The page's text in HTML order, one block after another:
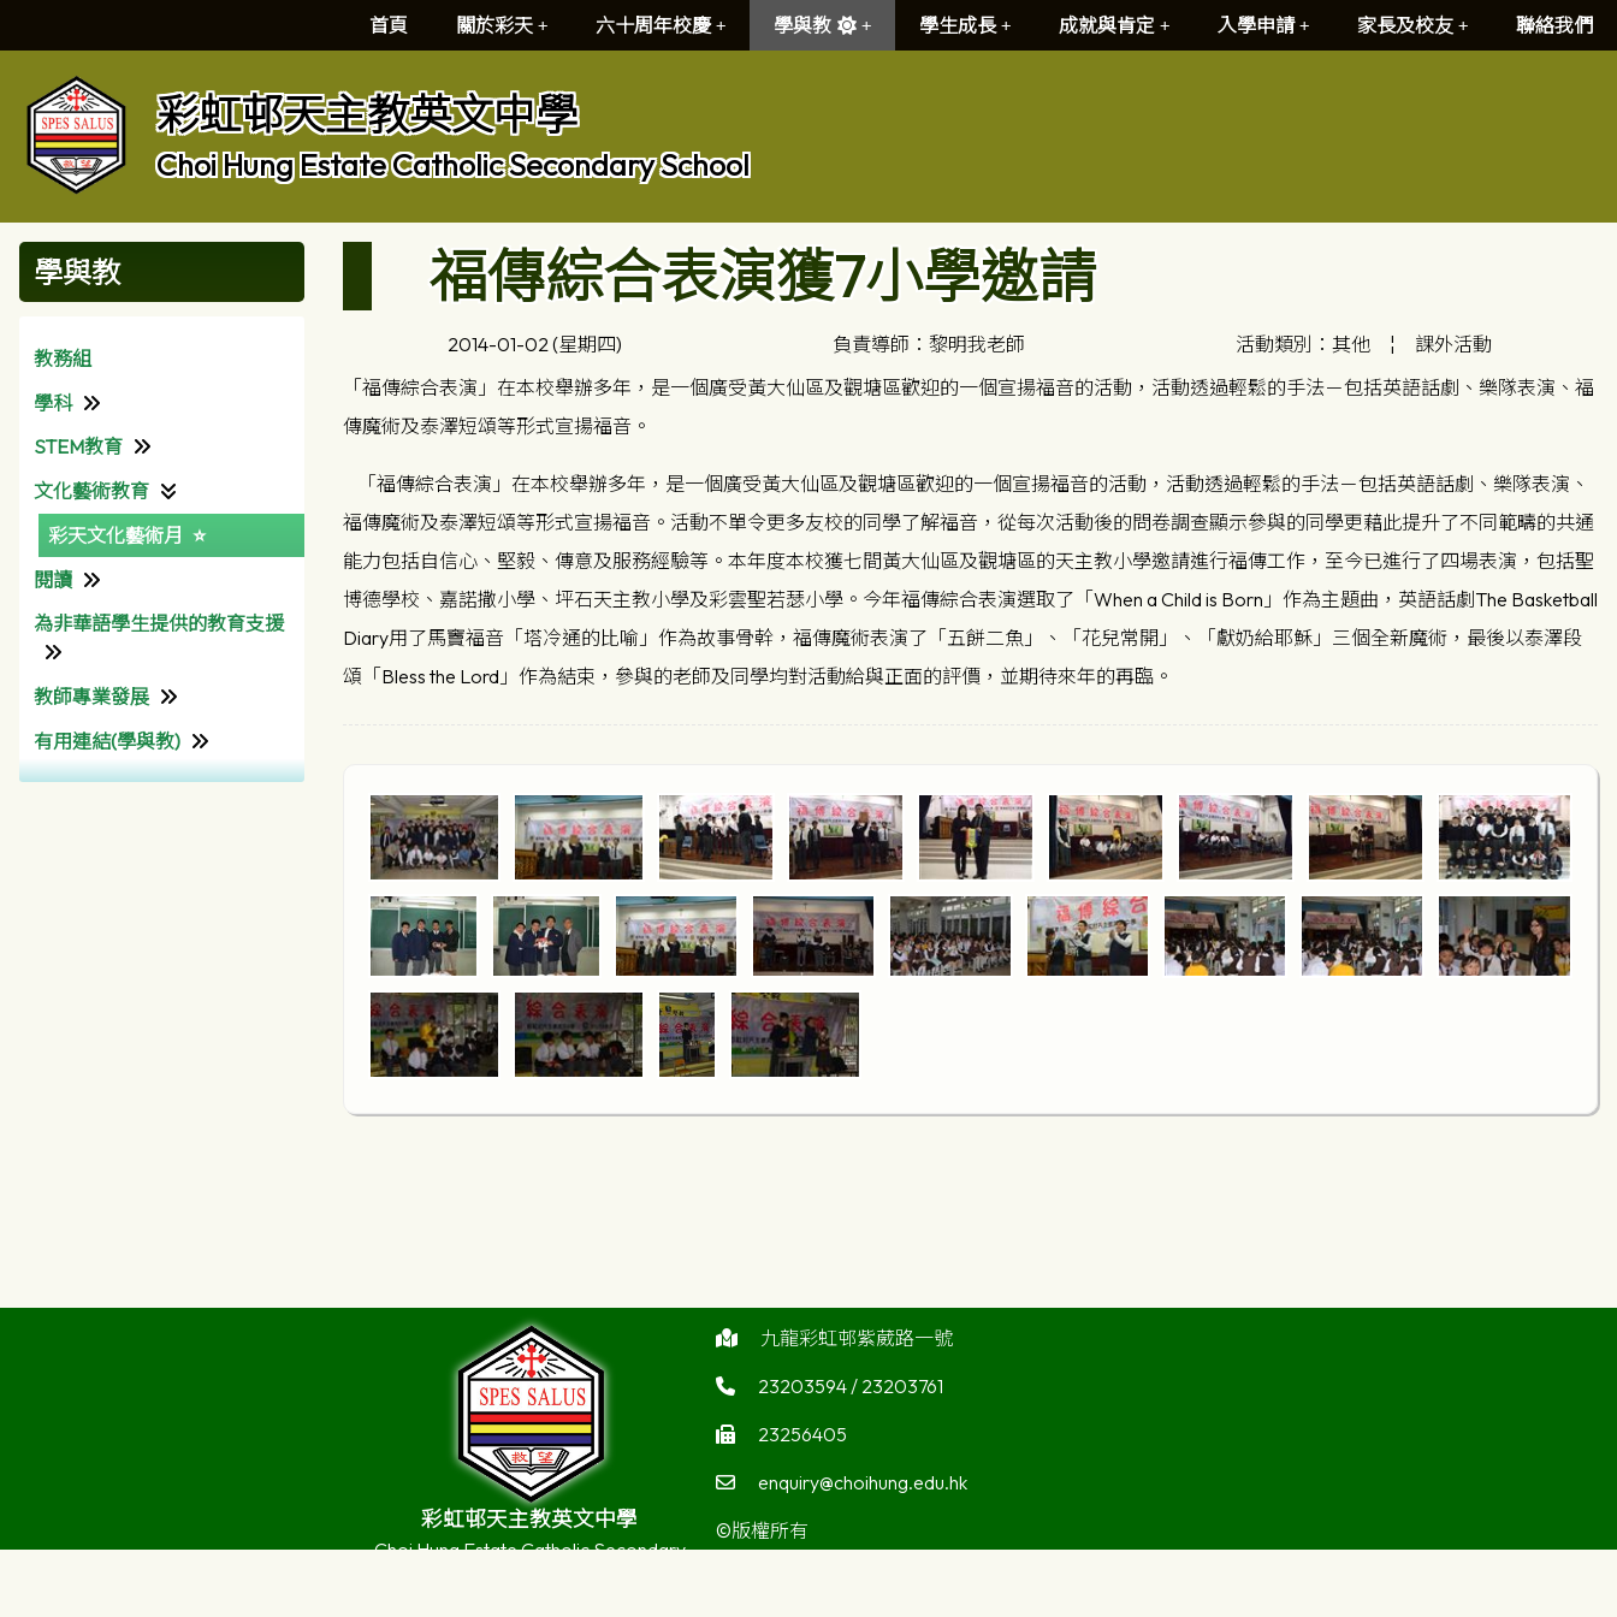
首頁 關於彩天 六十周年校慶 學與教 學生成長 成就與肯定 入學申請 家長及校友 聯絡我們
彩虹邨天主教英文中學
Choi Hung Estate Catholic Secondary School
學與教
教務組
學科
中國語文科
普通話科
英國語文科
數學科
公民、經濟與社會科
公民與社會發展科
科學科
STEM教育
資訊科技組
文化藝術教育
彩天文化藝術月
閱讀
圖書館
為非華語學生提供的教育支援
為非華語學生提供的教育支
援學校支援摘要 (Non-
Chinese Speaking School
Support Summary)
教師專業發展
教師專業發展組
有用連結(學與教)
香港考試及評核局
福傳綜合表演獲7小學邀請
2014-01-02 (星期四) 負責導師：黎明我老師 活動類別：其他 ¦
課外活動
「福傳綜合表演」在本校舉辦多年，是一個廣受黃大仙區及觀塘區歡迎的一個宣揚福音的活動，活動透過輕鬆的手法－包括英語話劇、樂隊表演、福
傳魔術及泰澤短頌等形式宣揚福音。
「福傳綜合表演」在本校舉辦多年，是一個廣受黃大仙區及觀塘區歡迎的一個宣揚福音的活動，活動透過輕鬆的手法－包括英語話劇、樂隊表演、
福傳魔術及泰澤短頌等形式宣揚福音。活動不單令更多友校的同學了解福音，從每次活動後的問卷調查顯示參與的同學更藉此提升了不同範疇的共通
能力包括自信心、堅毅、傳意及服務經驗等。本年度本校獲七間黃大仙區及觀塘區的天主教小學邀請進行福傳工作，至今已進行了四場表演，包括聖
博德學校、嘉諾撒小學、坪石天主教小學及彩雲聖若瑟小學。今年福傳綜合表演選取了「When a Child is Born」作為主題曲，英語話劇The Basketball
Diary用了馬竇福音「塔冷通的比喻」作為故事骨幹，福傳魔術表演了「五餅二魚」、「花兒常開」、「獻奶給耶穌」三個全新魔術，最後以泰澤段
頌「Bless the Lord」作為結束，參與的老師及同學均對活動給與正面的評價，並期待來年的再臨。
彩虹邨天主教英文中學
Choi Hung Estate Catholic Secondary
九龍彩虹邨紫葳路一號
23203594 / 23203761
23256405
enquiry@choihung.edu.hk
©版權所有